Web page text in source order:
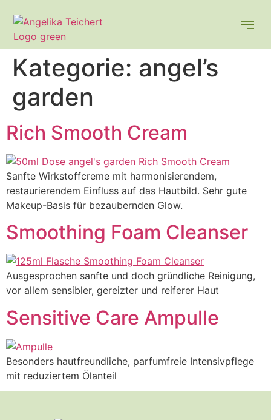
Kategorie: angel’s
garden
Rich Smooth Cream
Sanfte Wirkstoffcreme mit harmonisierendem,
restaurierendem Einfluss auf das Hautbild. Sehr gute
Makeup-Basis für bezaubernden Glow.
Smoothing Foam Cleanser
Ausgesprochen sanfte und doch gründliche Reinigung,
vor allem sensibler, gereizter und reiferer Haut
Sensitive Care Ampulle
Besonders hautfreundliche, parfumfreie Intensivpflege
mit reduziertem Ölanteil